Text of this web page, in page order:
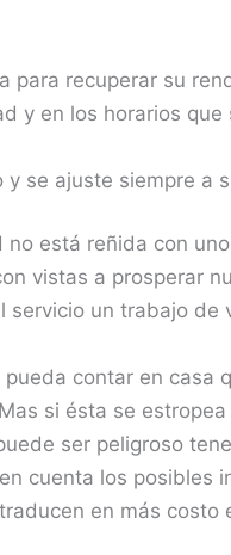
para recuperar su
y en los horarios
se ajuste siempre a
está reñida con
vistas a prosperar
servicio un trabajo de
contar en casa
si ésta se
ser peligroso
cuenta los posibles
en más costo